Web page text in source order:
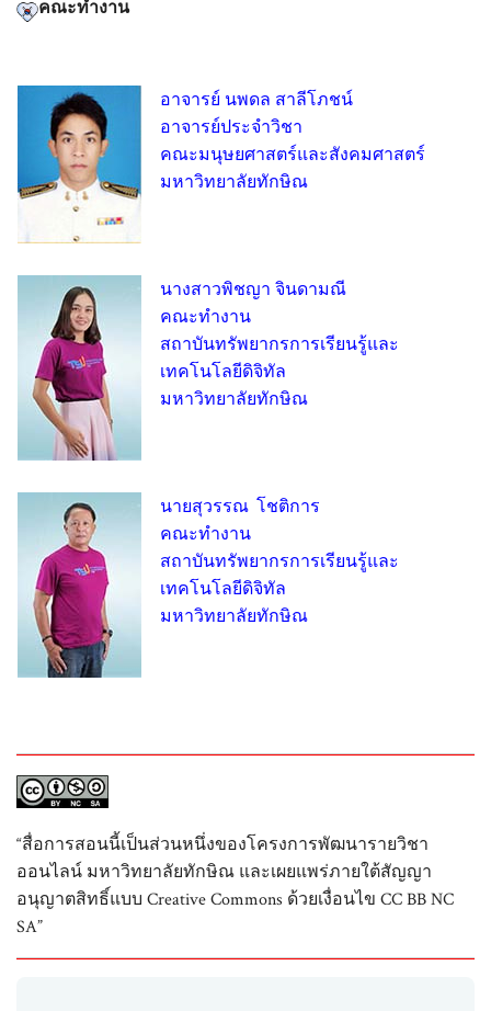
คณะทำงาน
อาจารย์ นพดล สาลีโภชน์
อาจารย์ประจำวิชา
คณะมนุษยศาสตร์และสังคมศาสตร์
มหาวิทยาลัยทักษิณ
นางสาวพิชญา จินดามณี
คณะทำงาน
สถาบันทรัพยากรการเรียนรู้และ
เทคโนโลยีดิจิทัล
มหาวิทยาลัยทักษิณ
นายสุวรรณ โชติการ
คณะทำงาน
สถาบันทรัพยากรการเรียนรู้และ
เทคโนโลยีดิจิทัล
มหาวิทยาลัยทักษิณ
“สื่อการสอนนี้เป็นส่วนหนึ่งของโครงการพัฒนารายวิชา
ออนไลน์ มหาวิทยาลัยทักษิณ และเผยแพร่ภายใต้สัญญา
อนุญาตสิทธิ์แบบ Creative Commons ด้วยเงื่อนไข CC BB NC
SA”